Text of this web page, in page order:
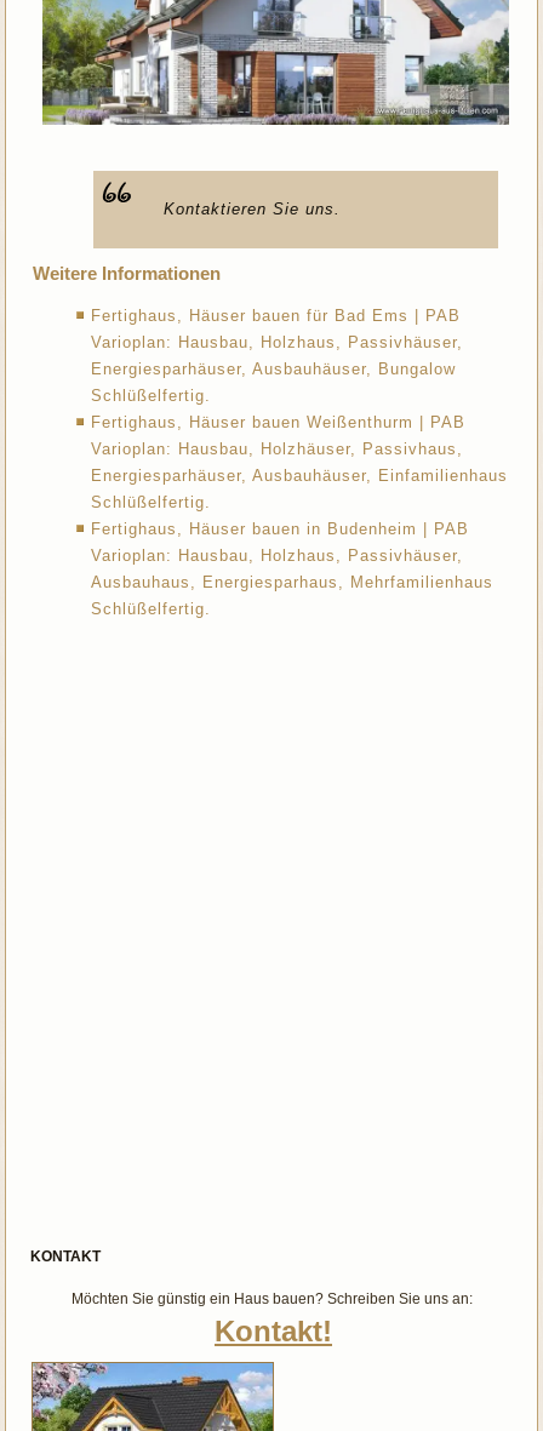
Kontaktieren Sie uns.
Weitere Informationen
Fertighaus, Häuser bauen für Bad Ems | PAB
Varioplan: Hausbau, Holzhaus, Passivhäuser,
Energiesparhäuser, Ausbauhäuser, Bungalow
Schlüßelfertig.
Fertighaus, Häuser bauen Weißenthurm | PAB
Varioplan: Hausbau, Holzhäuser, Passivhaus,
Energiesparhäuser, Ausbauhäuser, Einfamilienhaus
Schlüßelfertig.
Fertighaus, Häuser bauen in Budenheim | PAB
Varioplan: Hausbau, Holzhaus, Passivhäuser,
Ausbauhaus, Energiesparhaus, Mehrfamilienhaus
Schlüßelfertig.
KONTAKT
Möchten Sie günstig ein Haus bauen? Schreiben Sie uns an:
Kontakt!